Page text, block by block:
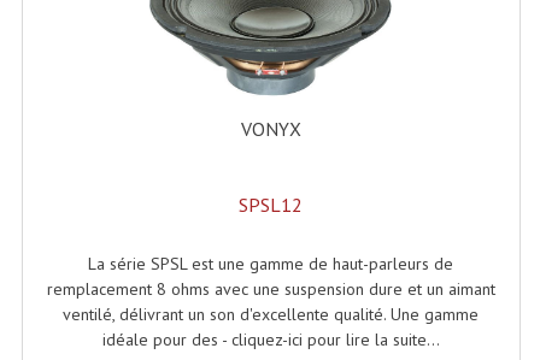
Connectiques, Prises Etc...
Adaptateurs Audio
Divers Bricolage
Membrannes De Haut Parleurs
Pieces Détachées Sav
VONYX
SPSL12
La série SPSL est une gamme de haut-parleurs de
remplacement 8 ohms avec une suspension dure et un aimant
ventilé, délivrant un son d'excellente qualité. Une gamme
idéale pour des - cliquez-ici pour lire la suite...